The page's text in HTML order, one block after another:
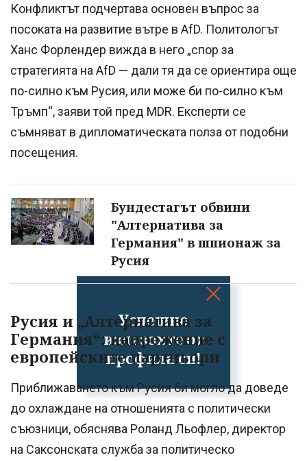
Успешно
излязохте от
профила си!
Конфликтът подчертава основен въпрос за
посоката на развитие вътре в AfD. Политологът
Ханс Форлендер вижда в него „спор за
стратегията на AfD — дали тя да се ориентира още
по-силно към Русия, или може би по-силно към
Тръмп“, заяви той пред MDR. Експерти се
съмняват в дипломатическата полза от подобни
посещения.
Бундестагът обвини
"Алтернатива за
Германия" в шпионаж за
Русия
Русия и „Алтернатива за
Германия“: напрежение с
европейските партньори
Приближаването към Русия би могло да доведе
до охлаждане на отношенията с политически
съюзници, обяснява Роланд Льофлер, директор
на Саксонската служба за политическо